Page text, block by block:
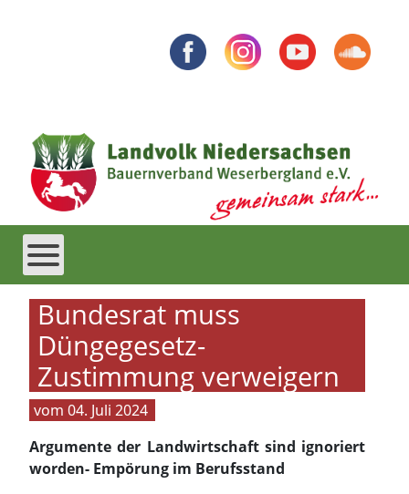
Bundesrat muss
Düngegesetz-
Zustimmung verweigern
04. Juli 2024
Argumente der Landwirtschaft sind ignoriert
worden- Empörung im Berufsstand